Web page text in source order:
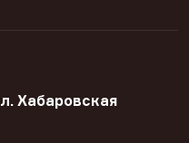
Хабаровская